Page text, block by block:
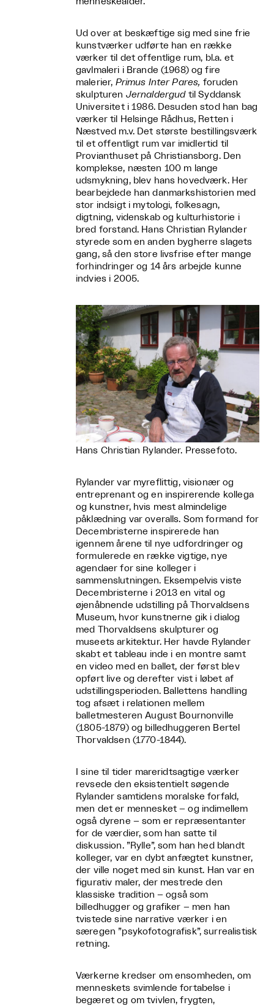
Ud over at beskæftige sig med sine frie
kunstværker udførte han en række
værker til det offentlige rum, bl.a. et
gavlmaleri i Brande (1968) og fire
malerier, Primus Inter Pares, foruden
skulpturen Jernaldergudtil Syddansk
Universitet i 1986. Desuden stod han bag
værker til Helsinge Rådhus, Retten i
Næstved m.v. Det største bestillingsværk
til et offentligt rum var imidlertid til
Provianthuset på Christiansborg. Den
komplekse, næsten 100 m lange
udsmykning, blev hans hovedværk. Her
bearbejdede han danmarkshistorien med
stor indsigt i mytologi, folkesagn,
digtning, videnskab og kulturhistorie i
bred forstand. Hans Christian Rylander
styrede som en anden bygherre slagets
gang, så den store livsfrise efter mange
forhindringer og 14 års arbejde kunne
indvies i 2005.
Hans Christian Rylander. Pressefoto.
Rylander var myreflittig, visionær og
entreprenant og en inspirerende kollega
og kunstner, hvis mest almindelige
påklædning var overalls. Som formand for
Decembristerne inspirerede han
igennem årene til nye udfordringer og
formulerede en række vigtige, nye
agendaer for sine kolleger i
sammenslutningen. Eksempelvis viste
Decembristerne i 2013 en vital og
øjenåbnende udstilling på Thorvaldsens
Museum, hvor kunstnerne gik i dialog
med Thorvaldsens skulpturer og
museets arkitektur. Her havde Rylander
skabt et tableau inde i en montre samt
en video med en ballet, der først blev
opført live og derefter vist i løbet af
udstillingsperioden. Ballettens handling
tog afsæt i relationen mellem
balletmesteren August Bournonville
(1805-1879) og billedhuggeren Bertel
Thorvaldsen (1770-1844).
I sine til tider mareridtsagtige værker
revsede den eksistentielt søgende
Rylander samtidens moralske forfald,
men det er mennesket – og indimellem
også dyrene – som er repræsentanter
for de værdier, som han satte til
diskussion. ”Rylle”, som han hed blandt
kolleger, var en dybt anfægtet kunstner,
der ville noget med sin kunst. Han var en
figurativ maler, der mestrede den
klassiske tradition – også som
billedhugger og grafiker – men han
tvistede sine narrative værker i en
særegen ”psykofotografisk”, surrealistisk
retning.
Værkerne kredser om ensomheden, om
menneskets svimlende fortabelse i
begæret og om tvivlen, frygten,